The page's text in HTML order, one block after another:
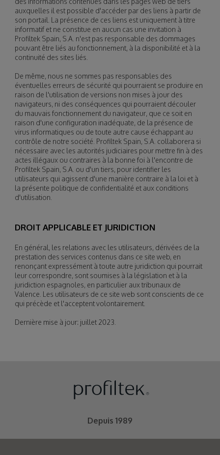
auxquelles il est possible d'accéder par des liens à partir de
son portail. La présence de ces liens est uniquement à titre
informatif et ne constitue en aucun cas une invitation à
Profiltek Spain, S.A. n'est pas responsable des dommages
pouvant être liés au fonctionnement, à la disponibilité et à la
continuité des sites liés.
De même, nous ne sommes pas responsables des
éventuelles erreurs de sécurité qui pourraient se produire en
raison de l'utilisation de versions non mises à jour des
navigateurs, ni des conséquences qui pourraient découler
du mauvais fonctionnement du navigateur, que ce soit en
raison d'une configuration inadéquate, de la présence de
virus informatiques ou de toute autre cause échappant au
contrôle de notre société. Profiltek Spain, S.A. collaborera si
nécessaire avec les autorités judiciaires pour mettre fin à des
actes illégaux ou contraires à la bonne foi à l'encontre de
Profiltek Spain, S.A. ou d'un tiers, pour identifier les
utilisateurs qui agissent d'une manière contraire à la loi et à
la présente politique de confidentialité et aux conditions
d'utilisation.
DROIT APPLICABLE ET JURIDICTION
En général, les relations avec les utilisateurs, dérivées de la
prestation des services contenus dans ce site web, en
renonçant expressément à toute autre juridiction qui pourrait
leur correspondre, sont soumises à la législation et à la
juridiction espagnoles, en particulier aux tribunaux de
Valence. Les utilisateurs de ce site web sont conscients de ce
qui précède et l'acceptent volontairement.
Dernière mise à jour: juillet 2023.
Depuis 1989